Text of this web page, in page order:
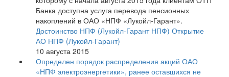
Банка доступна услуга перевода пенсионных
накоплений в ОАО «НПФ «Лукойл-Гарант».
Достоинство НПФ (Лукойл-Гарант НПФ) Открытие
АО НПФ (Лукойл-Гарант)
10 августа 2015
Определен порядок распределения акций ОАО
«НПФ электроэнергетики», ранее оставшихся не